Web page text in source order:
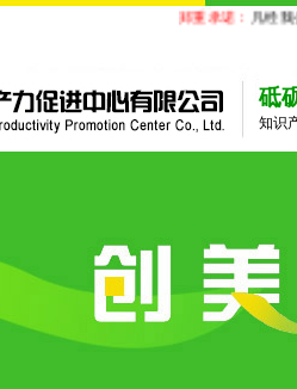
郑重承诺：凡经我公
砥
知识